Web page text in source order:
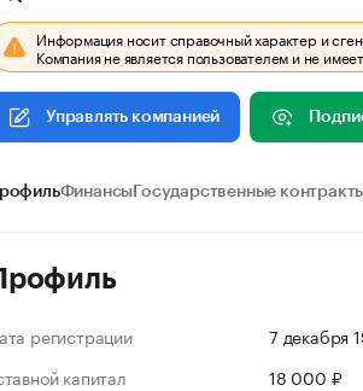
Информация носит справочный характер и
Компания не является пользователем и не
Управлять компанией
Финансы Государственные
регистрации
7 декабря
капитал
18 000 ₽